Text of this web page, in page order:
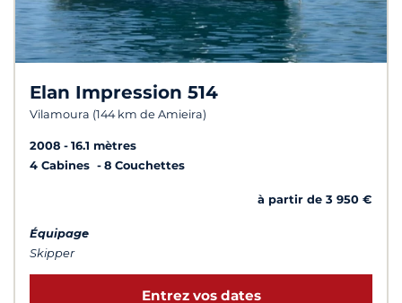
Elan Impression 514
Vilamoura (144 km de Amieira)
2008
16.1 mètres
4 Cabines
8 Couchettes
à partir de 3 950 €
Équipage
Skipper
Entrez vos dates